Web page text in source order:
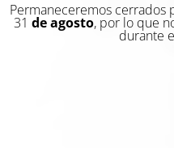
Permaneceremos cerrados
31 de agosto, por lo que
durante